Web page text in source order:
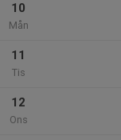
10
Mån
11
Tis
12
Ons